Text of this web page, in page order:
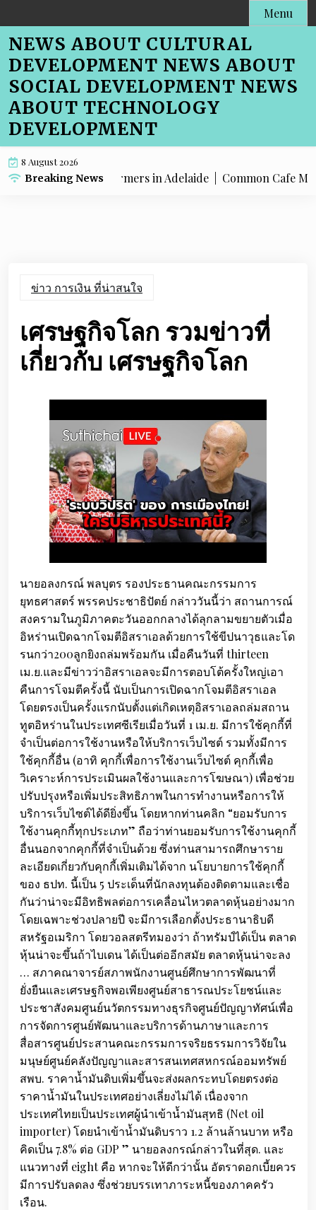
to
content
Menu
NEWS ABOUT CULTURAL
DEVELOPMENT NEWS ABOUT
SOCIAL DEVELOPMENT NEWS
ABOUT TECHNOLOGY
DEVELOPMENT
8 August 2026
Breaking News
SEO for Farmers in Adelaide |Common Cafe Menu
ข่าว การเงิน ที่น่าสนใจ
เศรษฐกิจโลก รวมข่าวที่
เกี่ยวกับ เศรษฐกิจโลก
นายอลงกรณ์ พลบุตร รองประธานคณะกรรมการ
ยุทธศาสตร์ พรรคประชาธิปัตย์ กล่าววันนี้ว่า สถานการณ์
สงครามในภูมิภาคตะวันออกกลางได้ลุกลามขยายตัวเมื่อ
อิหร่านเปิดฉากโจมตีอิสราเอลด้วยการใช้ขีปนาวุธและโด
รนกว่า200ลูกยิงถล่มพร้อมกัน เมื่อคืนวันที่ thirteen
เม.ย.และมีข่าวว่าอิสราเอลจะมีการตอบโต้ครั้งใหญ่เอา
คืนการโจมตีครั้งนี้ นับเป็นการเปิดฉากโจมตีอิสราเอล
โดยตรงเป็นครั้งแรกนับตั้งแต่เกิดเหตุอิสราเอลถล่มสถาน
ทูตอิหร่านในประเทศซีเรียเมื่อวันที่ 1 เม.ย. มีการใช้คุกกี้ที่
จำเป็นต่อการใช้งานหรือให้บริการเว็บไซต์ รวมทั้งมีการ
ใช้คุกกี้อื่น (อาทิ คุกกี้เพื่อการใช้งานเว็บไซต์ คุกกี้เพื่อ
วิเคราะห์การประเมินผลใช้งานและการโฆษณา) เพื่อช่วย
ปรับปรุงหรือเพิ่มประสิทธิภาพในการทำงานหรือการให้
บริการเว็บไซต์ได้ดียิ่งขึ้น โดยหากท่านคลิก “ยอมรับการ
ใช้งานคุกกี้ทุกประเภท” ถือว่าท่านยอมรับการใช้งานคุกกี้
อื่นนอกจากคุกกี้ที่จำเป็นด้วย ซึ่งท่านสามารถศึกษาราย
ละเอียดเกี่ยวกับคุกกี้เพิ่มเติมได้จาก นโยบายการใช้คุกกี้
ของ ธปท. นี้เป็น 5 ประเด็นที่นักลงทุนต้องติดตามและเชื่อ
กันว่าน่าจะมีอิทธิพลต่อการเคลื่อนไหวตลาดหุ้นอย่างมาก
โดยเฉพาะช่วงปลายปี จะมีการเลือกตั้งประธานาธิบดี
สหรัฐอเมริกา โดยวอลสตรีทมองว่า ถ้าทรัมป์ได้เป็น ตลาด
หุ้นน่าจะขึ้นถ้าไบเดน ได้เป็นต่ออีกสมัย ตลาดหุ้นน่าจะลง
… สภาคณาจารย์สภาพนักงานศูนย์ศึกษาการพัฒนาที่
ยั่งยืนและเศรษฐกิจพอเพียงศูนย์สาธารณประโยชน์และ
ประชาสังคมศูนย์นวัตกรรมทางธุรกิจศูนย์ปัญญาทัศน์เพื่อ
การจัดการศูนย์พัฒนาและบริการด้านภาษาและการ
สื่อสารศูนย์ประสานคณะกรรมการจริยธรรมการวิจัยใน
มนุษย์ศูนย์คลังปัญญาและสารสนเทศสหกรณ์ออมทรัพย์
สพบ. ราคาน้ำมันดิบเพิ่มขึ้นจะส่งผลกระทบโดยตรงต่อ
ราคาน้ำมันในประเทศอย่างเลี่ยงไม่ได้ เนื่องจาก
ประเทศไทยเป็นประเทศผู้นำเข้าน้ำมันสุทธิ (Net oil
importer) โดยนำเข้าน้ำมันดิบราว 1.2 ล้านล้านบาท หรือ
คิดเป็น 7.8% ต่อ GDP ” นายอลงกรณ์กล่าวในที่สุด. และ
แนวทางที่ eight คือ หากจะให้ดีกว่านั้น อัตราดอกเบี้ยควร
มีการปรับลดลง ซึ่งช่วยบรรเทาภาระหนี้ของภาคครัว
เรือน.